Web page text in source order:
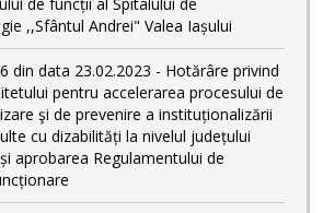
,,Sfântul Andrei" Valea Iașului
din data 23.02.2023 - Hotărâre privind
pentru accelerarea procesului de
şi de prevenire a instituționalizării
cu dizabilități la nivelul județului
aprobarea Regulamentului de